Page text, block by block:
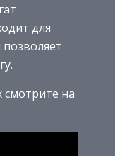
для
смотрите на